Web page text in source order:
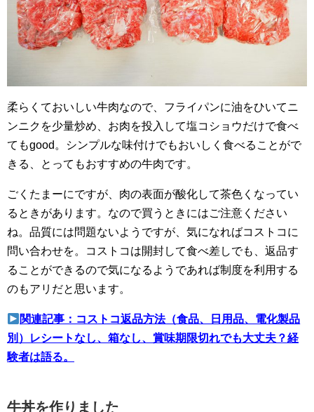
柔らくておいしい牛肉なので、フライパンに油をひいてニ
ンニクを少量炒め、お肉を投入して塩コショウだけで食べ
てもgood。シンプルな味付けでもおいしく食べることがで
きる、とってもおすすめの牛肉です。
ごくたまーにですが、肉の表面が酸化して茶色くなってい
るときがあります。なので買うときにはご注意ください
ね。品質には問題ないようですが、気になればコストコに
問い合わせを。コストコは開封して食べ差しでも、返品す
ることができるので気になるようであれば制度を利用する
のもアリだと思います。
関連記事：コストコ返品方法（食品、日用品、電化製品
別）レシートなし、箱なし、賞味期限切れでも大丈夫？経
験者は語る。
牛丼を作りました